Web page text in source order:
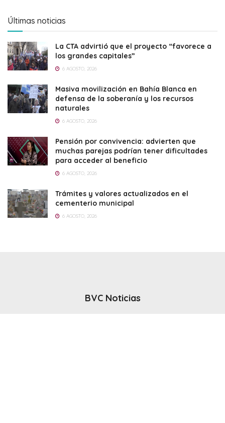
Últimas noticias
La CTA advirtió que el proyecto “favorece a
los grandes capitales”
6 AGOSTO, 2026
Masiva movilización en Bahía Blanca en
defensa de la soberanía y los recursos
naturales
6 AGOSTO, 2026
Pensión por convivencia: advierten que
muchas parejas podrían tener dificultades
para acceder al beneficio
6 AGOSTO, 2026
Trámites y valores actualizados en el
cementerio municipal
6 AGOSTO, 2026
BVC Noticias